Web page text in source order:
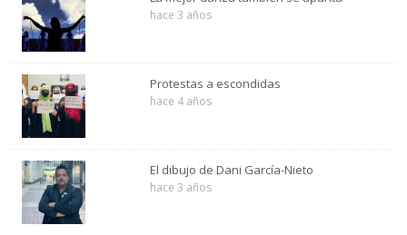
hace 3 años
Protestas a escondidas
hace 4 años
El dibujo de Dani García-Nieto
hace 3 años